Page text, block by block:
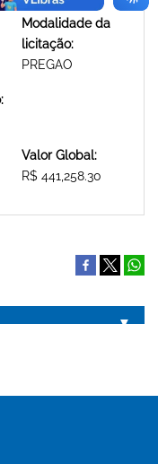
Modalidade da
licitação:
PREGAO
Valor Global:
R$ 441,258.30